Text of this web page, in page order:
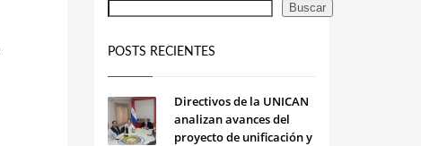
Buscar
POSTS RECIENTES
Directivos de la UNICAN
analizan avances del
proyecto de unificación y